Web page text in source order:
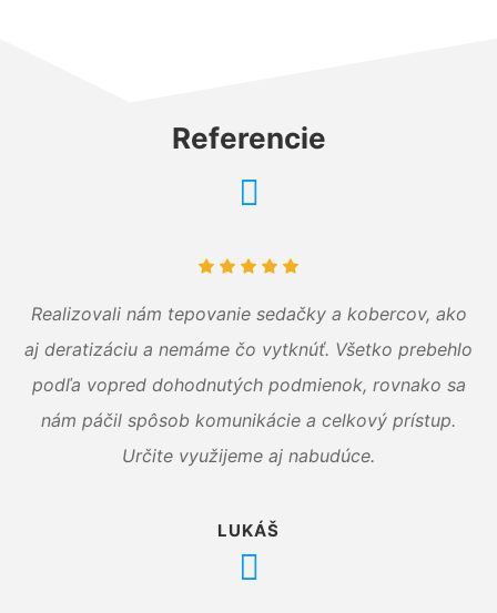
Referencie
Realizovali nám tepovanie sedačky a kobercov, ako
aj deratizáciu a nemáme čo vytknúť. Všetko prebehlo
podľa vopred dohodnutých podmienok, rovnako sa
nám páčil spôsob komunikácie a celkový prístup.
Určite využijeme aj nabudúce.
LUKÁŠ